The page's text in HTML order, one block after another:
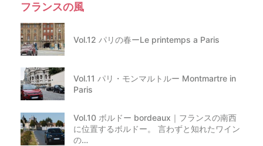
フランスの風
Vol.12 パリの春ーLe printemps a Paris
Vol.11 パリ・モンマルトルー Montmartre in
Paris
Vol.10 ボルドー bordeaux｜フランスの南西
に位置するボルドー。 言わずと知れたワイン
の…